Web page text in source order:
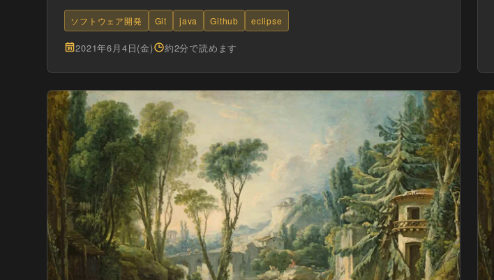
ソフトウェア開発 Git java Github eclipse
2021年6月4日(金) 約2分で読めます